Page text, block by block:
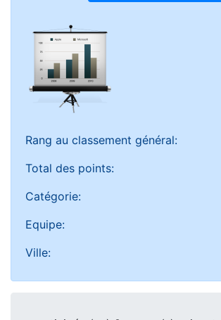
Rang au classement général:
Total des points:
Catégorie:
Equipe:
Ville: